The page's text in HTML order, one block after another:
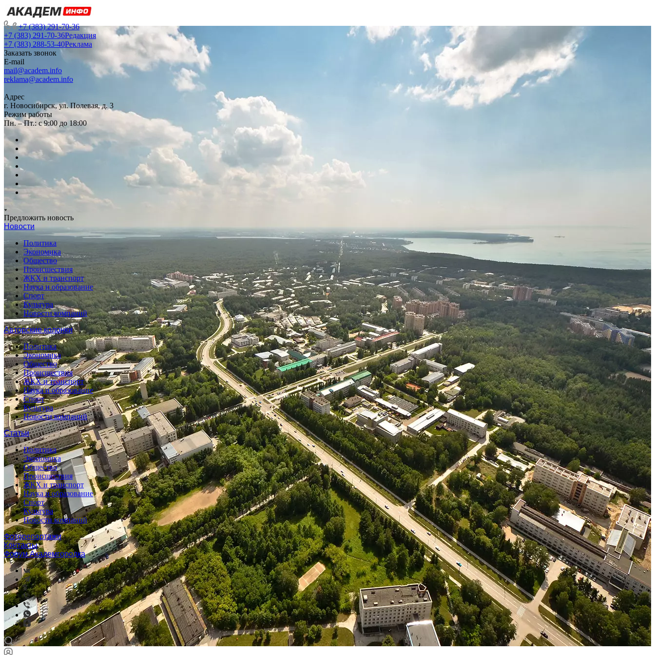
+7 (383) 291-70-36
+7 (383) 291-70-36Редакция
+7 (383) 288-53-40Реклама
Заказать звонок
E-mail
mail@academ.info
reklama@academ.info
Адрес
г. Новосибирск, ул. Полевая, д. 3
Режим работы
Пн. – Пт.: с 9:00 до 18:00
Предложить новость
Новости
Политика
Экономика
Общество
Происшествия
ЖКХ и транспорт
Наука и образование
Спорт
Культура
Новости компаний
Авторские колонки
Политика
Экономика
Общество
Происшествия
ЖКХ и транспорт
Наука и образование
Спорт
Культура
Новости компаний
Статьи
Политика
Экономика
Общество
Происшествия
ЖКХ и транспорт
Наука и образование
Спорт
Культура
Новости компаний
Фоторепортажи
Контакты
Форум Академгородка